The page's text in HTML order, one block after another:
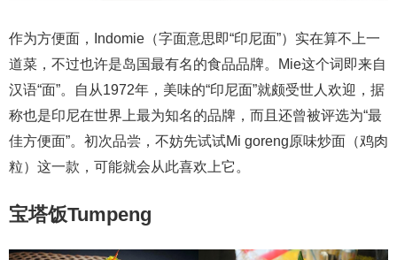
作为方便面，Indomie（字面意思即“印尼面”）实在算不上一
道菜，不过也许是岛国最有名的食品品牌。Mie这个词即来自
汉语“面”。自从1972年，美味的“印尼面”就颇受世人欢迎，据
称也是印尼在世界上最为知名的品牌，而且还曾被评选为“最
佳方便面”。初次品尝，不妨先试试Mi goreng原味炒面（鸡肉
粒）这一款，可能就会从此喜欢上它。
宝塔饭Tumpeng